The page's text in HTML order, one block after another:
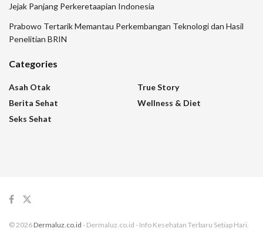
Jejak Panjang Perkeretaapian Indonesia
Prabowo Tertarik Memantau Perkembangan Teknologi dan Hasil
Penelitian BRIN
Categories
Asah Otak
Berita Sehat
Seks Sehat
True Story
Wellness & Diet
© 2026 Dermaluz.co.id - Dermaluz.co.id - Info Kesehatan Terbaru Setiap Hari.